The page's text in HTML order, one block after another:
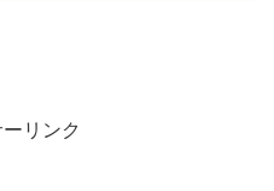
リンク